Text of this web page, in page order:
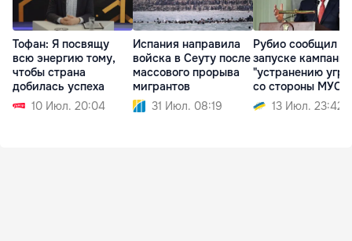
Тофан: Я посвящу
всю энергию тому,
чтобы страна
добилась успеха
10 Июл. 20:04
Испания направила
войска в Сеуту после
массового прорыва
мигрантов
31 Июл. 08:19
Рубио сообщил о
запуске
"устранению
со стороны МУС
13 Июл. 23:42